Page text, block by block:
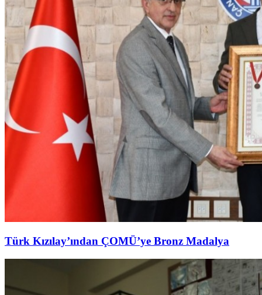
Türk Kızılay’ından ÇOMÜ’ye Bronz Madalya